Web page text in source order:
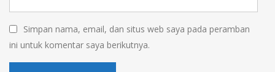
Simpan nama, email, dan situs web saya pada peramban
ini untuk komentar saya berikutnya.